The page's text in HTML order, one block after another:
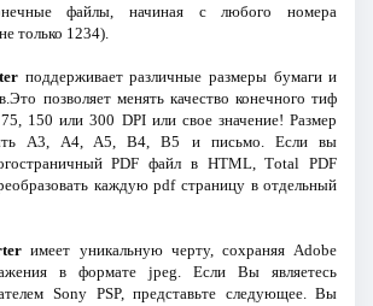
файлы, начиная с любого номера
только 1234).
поддерживает различные размеры бумаги и
позволяет менять качество конечного тиф
150 или 300 DPI или свое значение! Размер
A3, A4, A5, B4, B5 и письмо. Если вы
PDF файл в HTML, Тotal PDF
каждую pdf страницу в отдельный
имеет уникальную черту, сохраняя Adobe
в формате jpeg. Если Вы являетесь
Sony PSP, представьте следующее. Вы